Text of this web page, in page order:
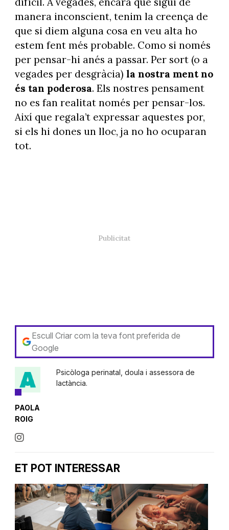
manera inconscient, tenim la creença de
que si diem alguna cosa en veu alta ho
estem fent més probable. Como si només
per pensar-hi anés a passar. Per sort (o a
vegades per desgràcia) la nostra ment no
és tan poderosa. Els nostres pensament
no es fan realitat només per pensar-los.
Així que regala’t expressar aquestes por,
si els hi dones un lloc, ja no ho ocuparan
tot.
Escull Criar com la teva font preferida de
Google
PAOLA
ROIG
Psicòloga perinatal, doula i assessora de
lactància.
ET POT INTERESSAR